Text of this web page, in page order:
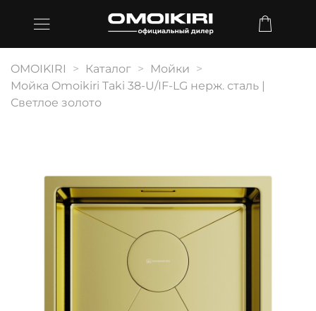
OMOIKIRI Каталог
Мойки
Мойка Omoikiri Taki 38-U/IF-LG нерж. сталь |
Светлое золото